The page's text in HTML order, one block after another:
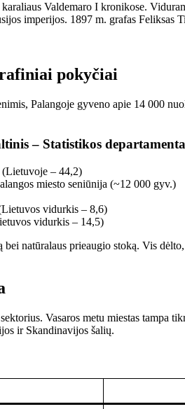
Valdemaro I kronikose.
imperijos. 1897 m. grafas
pokyčiai
Palangoje gyveno apie 14 000
– Statistikos
(Lietuvoje – 44,2)
miesto seniūnija (~12 000 gyv.)
vidurkis – 8,6)
vidurkis – 14,5)
natūralaus prieaugio stoką. Vis
Vasaros metu miestas tampa
ir Skandinavijos šalių.